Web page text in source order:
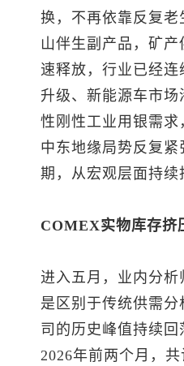
换，不再依靠反复
山伴生副产品，矿
速释放，行业已经
升级、新能源车市
性刚性工业用银需
中东地缘局势反复
期，从宏观层面持续
COMEX实物库存挤
进入五月，业内分
是区别于传统供需
司的历史峰值持续
2026年前两个月，